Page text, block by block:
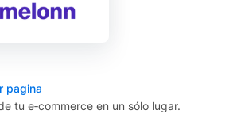
pagina
tu e‑commerce en un sólo lugar.